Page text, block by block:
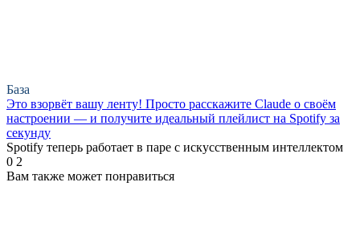
База
Это взорвёт вашу ленту! Просто расскажите Claude о своём
настроении — и получите идеальный плейлист на Spotify за
секунду
Spotify теперь работает в паре с искусственным интеллектом
0 2
Вам также может понравиться